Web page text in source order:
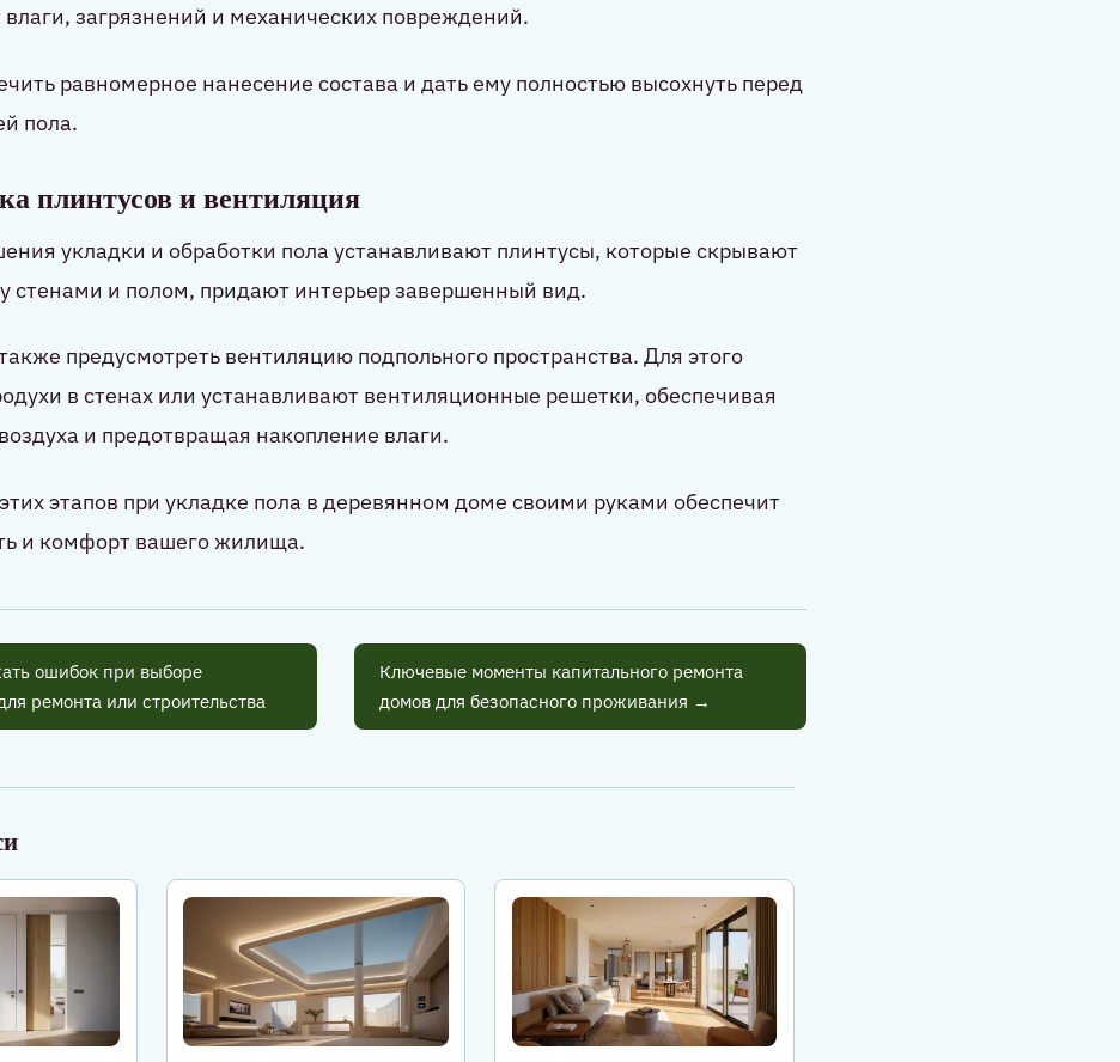
влаги, загрязнений и механических повреждений.
равномерное нанесение состава и дать ему полностью высохнуть перед
пола.
плинтусов и вентиляция
укладки и обработки пола устанавливают плинтусы, которые скрывают
стенами и полом, придают интерьер завершенный вид.
предусмотреть вентиляцию подпольного пространства. Для этого
в стенах или устанавливают вентиляционные решетки, обеспечивая
и предотвращая накопление влаги.
этапов при укладке пола в деревянном доме своими руками обеспечит
и комфорт вашего жилища.
ошибок при выборе
ремонта или строительства
Ключевые моменты капитального ремонта
домов для безопасного проживания →